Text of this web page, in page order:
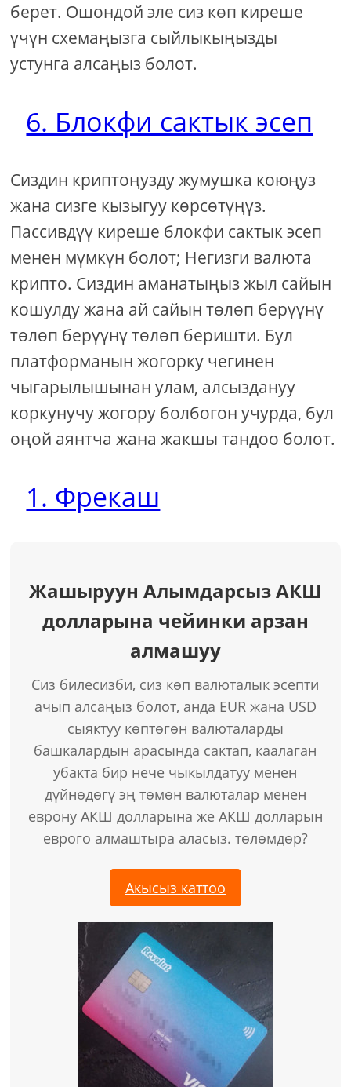
берет. Ошондой эле сиз көп киреше
үчүн схемаңызга сыйлыкыңызды
устунга алсаңыз болот.
6. Блокфи сактык эсеп
Сиздин криптоңузду жумушка коюңуз
жана сизге кызыгуу көрсөтүңүз.
Пассивдүү киреше блокфи сактык эсеп
менен мүмкүн болот; Негизги валюта
крипто. Сиздин аманатыңыз жыл сайын
кошулду жана ай сайын төлөп берүүнү
төлөп берүүнү төлөп беришти. Бул
платформанын жогорку чегинен
чыгарылышынан улам, алсыздануу
коркунучу жогору болбогон учурда, бул
оңой аянтча жана жакшы тандоо болот.
1. Фрекаш
Жашыруун Алымдарсыз АКШ
долларына чейинки арзан
алмашуу
Сиз билесизби, сиз көп валюталык эсепти
ачып алсаңыз болот, анда EUR жана USD
сыяктуу көптөгөн валюталарды
башкалардын арасында сактап, каалаган
убакта бир нече чыкылдатуу менен
дүйнөдөгү эң төмөн валюталар менен
еврону АКШ долларына же АКШ долларын
еврого алмаштыра аласыз. төлөмдөр?
Акысыз каттоо